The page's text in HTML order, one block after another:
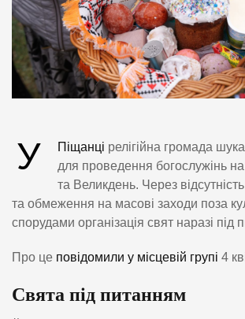
У Піщанці релігійна громада
для проведення богослужінь
та Великдень. Через
та обмеження на масові заходи поза
спорудами організація свят наразі під
Про це повідомили у місцевій групі 4
Свята під питанням